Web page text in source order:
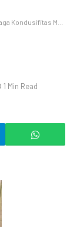
Safari Subuh Berjamaah
1 Min Read